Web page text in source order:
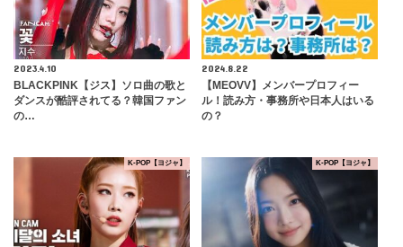
2023.4.10
BLACKPINK【ジス】ソロ曲の歌と
ダンスが酷評されてる？韓国ファン
の…
2024.8.22
【MEOVV】メンバープロフィー
ル！読み方・事務所や日本人はいる
の？
K-POP【ヨジャ】 K-POP【ヨジャ】